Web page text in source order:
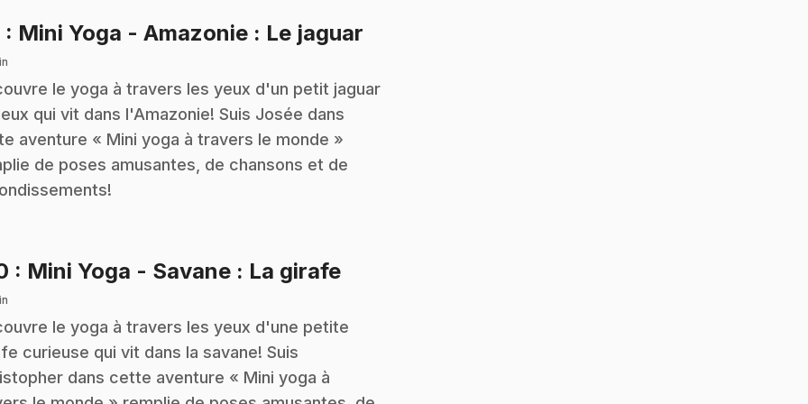
: Mini Yoga - Amazonie : Le jaguar
le yoga à travers les yeux d'un petit jaguar
qui vit dans l'Amazonie! Suis Josée dans
aventure « Mini yoga à travers le monde »
de poses amusantes, de chansons et de
: Mini Yoga - Savane : La girafe.
le yoga à travers les yeux d'une petite
curieuse qui vit dans la savane! Suis
dans cette aventure « Mini yoga à